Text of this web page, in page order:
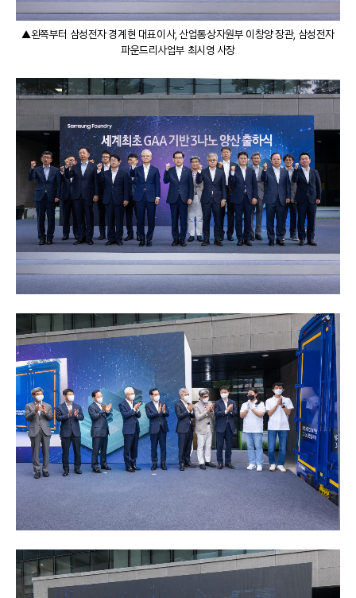
▲왼쪽부터 삼성전자 경계현 대표이사, 산업통상자원부 이창양 장관, 삼성전자
파운드리사업부 최시영 사장